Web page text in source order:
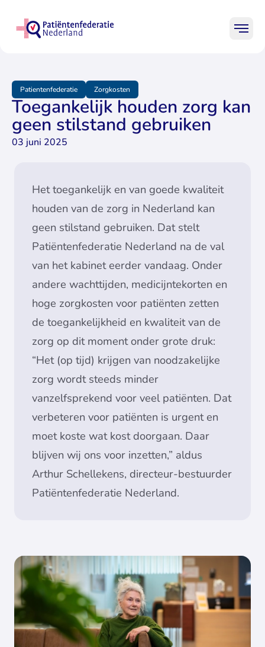
Ga naar homepage Patiënten
Onderwerpen
Praktische hulp
Over ons
Patientenfederatie Zorgkosten
Toegankelijk houden zorg kan
geen stilstand gebruiken
03 juni 2025
Begin main content
Het toegankelijk en van goede kwaliteit
houden van de zorg in Nederland kan
geen stilstand gebruiken. Dat stelt
Patiëntenfederatie Nederland na de val
van het kabinet eerder vandaag. Onder
andere wachttijden, medicijntekorten en
hoge zorgkosten voor patiënten zetten
de toegankelijkheid en kwaliteit van de
zorg op dit moment onder grote druk:
“Het (op tijd) krijgen van noodzakelijke
zorg wordt steeds minder
vanzelfsprekend voor veel patiënten. Dat
verbeteren voor patiënten is urgent en
moet koste wat kost doorgaan. Daar
blijven wij ons voor inzetten,” aldus
Arthur Schellekens, directeur-bestuurder
Patiëntenfederatie Nederland.